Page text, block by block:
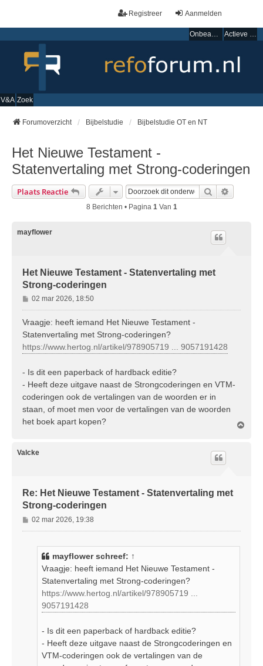
Aanmelden
Registreer
Onbeantwoorde onderwerpen Actieve onderwerpen
V&A Zoek
Forumoverzicht Bijbelstudie Bijbelstudie OT en NT
Het Nieuwe Testament -
Statenvertaling met Strong-coderingen
Plaats Reactie Zoek
8 Berichten • Pagina 1 Van 1
mayflower
Het Nieuwe Testament - Statenvertaling met
Strong-coderingen
B
e
r
h
02 mar 2026, 18:50
Vraagje: heeft iemand Het Nieuwe Testament -
Statenvertaling met Strong-coderingen?
https://www.hertog.nl/artikel/978905719 ... 9057191428
- Is dit een paperback of hardback editie?
- Heeft deze uitgave naast de Strongcoderingen en VTM-
coderingen ook de vertalingen van de woorden er in
staan, of moet men voor de vertalingen van de woorden
het boek apart kopen?
Valcke
Re: Het Nieuwe Testament - Statenvertaling met
Strong-coderingen
B
e
02 mar 2026, 19:38
mayflowerschreef: ↑
Vraagje: heeft iemand Het Nieuwe Testament -
Statenvertaling met Strong-coderingen?
https://www.hertog.nl/artikel/978905719 ...
9057191428
- Is dit een paperback of hardback editie?
- Heeft deze uitgave naast de Strongcoderingen en
VTM-coderingen ook de vertalingen van de